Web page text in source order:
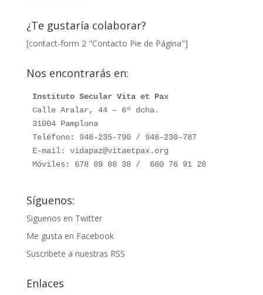
¿Te gustaría colaborar?
[contact-form 2 "Contacto Pie de Página"]
Nos encontrarás en:
Instituto Secular Vita et Pax
Calle Aralar, 44 – 6º dcha.
31004 Pamplona
Teléfono: 948-235-790 / 948-230-787
E-mail: vidapaz@vitaetpax.org
Móviles: 678 89 88 38 /  660 76 91 28
Síguenos:
Siguenos en Twitter
Me gusta en Facebook
Suscribete a nuestras RSS
Enlaces